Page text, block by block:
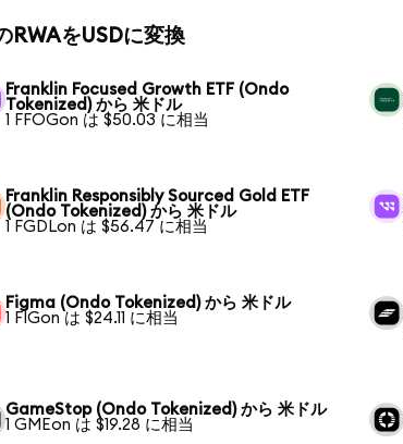
RWAをUSDに変換
Franklin Focused Growth ETF (Ondo
Tokenized) から 米ドル
1 FFOGon は $50.03 に相当
Franklin Responsibly Sourced Gold ETF
(Ondo Tokenized) から 米ドル
1 FGDLon は $56.47 に相当
Figma (Ondo Tokenized) から 米ドル
1 FIGon は $24.11 に相当
GameStop (Ondo Tokenized) から 米ドル
1 GMEon は $19.28 に相当